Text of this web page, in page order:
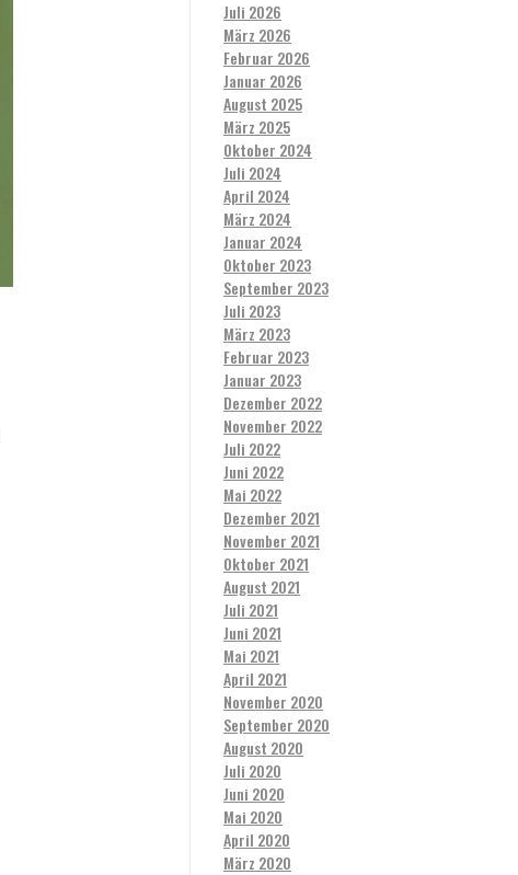
Juli 2026
März 2026
Februar 2026
Januar 2026
August 2025
März 2025
Oktober 2024
Juli 2024
April 2024
März 2024
Januar 2024
Oktober 2023
September 2023
Juli 2023
März 2023
Februar 2023
Januar 2023
Dezember 2022
November 2022
Juli 2022
Juni 2022
Mai 2022
Dezember 2021
November 2021
Oktober 2021
August 2021
Juli 2021
Juni 2021
Mai 2021
April 2021
November 2020
September 2020
August 2020
Juli 2020
Juni 2020
Mai 2020
April 2020
März 2020